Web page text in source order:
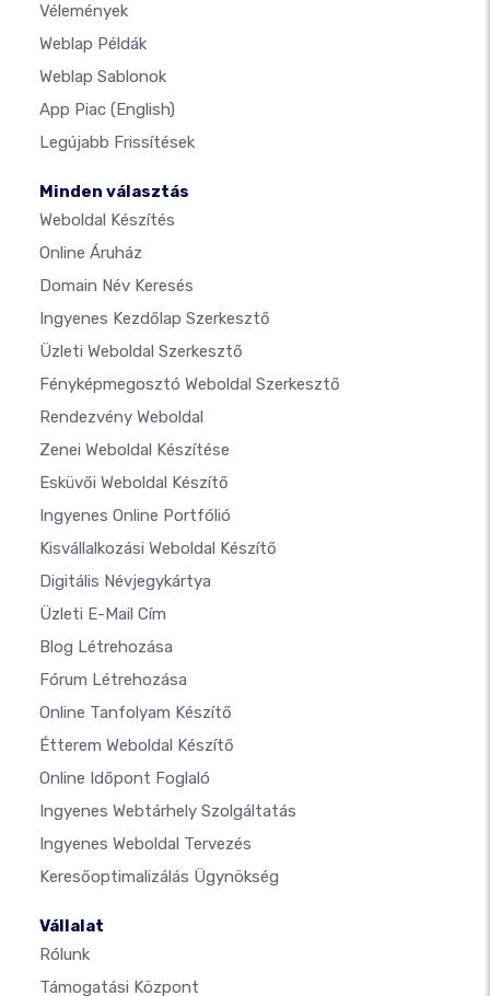
Vélemények
Weblap Példák
Weblap Sablonok
App Piac (English)
Legújabb Frissítések
Minden választás
Weboldal Készítés
Online Áruház
Domain Név Keresés
Ingyenes Kezdőlap Szerkesztő
Üzleti Weboldal Szerkesztő
Fényképmegosztó Weboldal Szerkesztő
Rendezvény Weboldal
Zenei Weboldal Készítése
Esküvői Weboldal Készítő
Ingyenes Online Portfólió
Kisvállalkozási Weboldal Készítő
Digitális Névjegykártya
Üzleti E-Mail Cím
Blog Létrehozása
Fórum Létrehozása
Online Tanfolyam Készítő
Étterem Weboldal Készítő
Online Időpont Foglaló
Ingyenes Webtárhely Szolgáltatás
Ingyenes Weboldal Tervezés
Keresőoptimalizálás Ügynökség
Vállalat
Rólunk
Támogatási Központ